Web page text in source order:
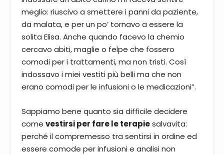
meglio: riuscivo a smettere i panni da paziente,
da malata, e per un po’ tornavo a essere la
solita Elisa. Anche quando facevo la chemio
cercavo abiti, maglie o felpe che fossero
comodi per i trattamenti, ma non tristi. Così
indossavo i miei vestiti più belli ma che non
erano comodi per le infusioni o le medicazioni”.
Sappiamo bene quanto sia difficile decidere
come vestirsi per fare le terapiesalvavita:
perché il compremesso tra sentirsi in ordine ed
essere comode per infusioni e analisi non